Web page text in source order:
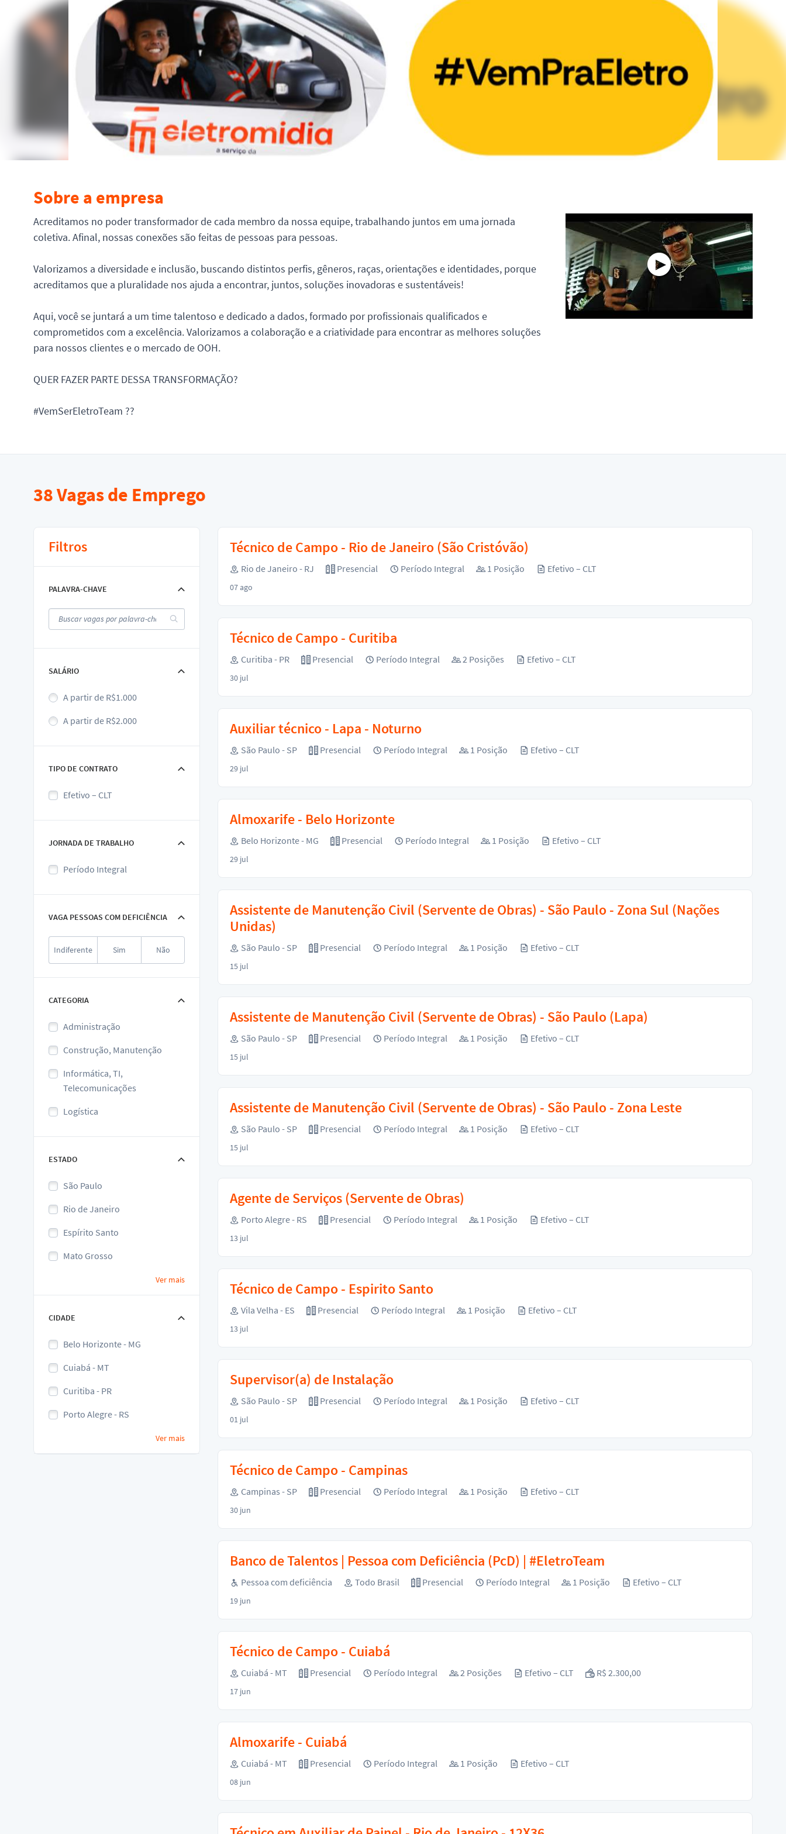
Sobre a empresa
Acreditamos no poder transformador de cada membro da nossa equipe, trabalhando juntos em uma jornada
coletiva. Afinal, nossas conexões são feitas de pessoas para pessoas.
Valorizamos a diversidade e inclusão, buscando distintos perfis, gêneros, raças, orientações e identidades, porque
acreditamos que a pluralidade nos ajuda a encontrar, juntos, soluções inovadoras e sustentáveis!
Aqui, você se juntará a um time talentoso e dedicado a dados, formado por profissionais qualificados e
comprometidos com a excelência. Valorizamos a colaboração e a criatividade para encontrar as melhores soluções
para nossos clientes e o mercado de OOH.
QUER FAZER PARTE DESSA TRANSFORMAÇÃO?
#VemSerEletroTeam ??
38Vagas de Emprego
Filtros
PALAVRA-CHAVE
SALÁRIO
A partir de R$1.000
A partir de R$2.000
TIPO DE CONTRATO
Efetivo – CLT
JORNADA DE TRABALHO
Período Integral
VAGA PESSOAS COM DEFICIÊNCIA
Indiferente Sim Não
CATEGORIA
Administração
Construção, Manutenção
Informática, TI,
Telecomunicações
Logística
ESTADO
São Paulo
Rio de Janeiro
Espírito Santo
Mato Grosso
Ver mais
CIDADE
Belo Horizonte - MG
Cuiabá - MT
Curitiba - PR
Porto Alegre - RS
Ver mais
Técnico de Campo - Rio de Janeiro (São Cristóvão)
Rio de Janeiro - RJ Presencial Período Integral 1 Posição Efetivo – CLT
07 ago
Técnico de Campo - Curitiba
Curitiba - PR Presencial Período Integral 2 Posições Efetivo – CLT
30 jul
Auxiliar técnico - Lapa - Noturno
São Paulo - SP Presencial Período Integral 1 Posição Efetivo – CLT
29 jul
Almoxarife - Belo Horizonte
Belo Horizonte - MG Presencial Período Integral 1 Posição Efetivo – CLT
29 jul
Assistente de Manutenção Civil (Servente de Obras) - São Paulo - Zona Sul (Nações
Unidas)
São Paulo - SP Presencial Período Integral 1 Posição Efetivo – CLT
15 jul
Assistente de Manutenção Civil (Servente de Obras) - São Paulo (Lapa)
São Paulo - SP Presencial Período Integral 1 Posição Efetivo – CLT
15 jul
Assistente de Manutenção Civil (Servente de Obras) - São Paulo - Zona Leste
São Paulo - SP Presencial Período Integral 1 Posição Efetivo – CLT
15 jul
Agente de Serviços (Servente de Obras)
Porto Alegre - RS Presencial Período Integral 1 Posição Efetivo – CLT
13 jul
Técnico de Campo - Espirito Santo
Vila Velha - ES Presencial Período Integral 1 Posição Efetivo – CLT
13 jul
Supervisor(a) de Instalação
São Paulo - SP Presencial Período Integral 1 Posição Efetivo – CLT
01 jul
Técnico de Campo - Campinas
Campinas - SP Presencial Período Integral 1 Posição Efetivo – CLT
30 jun
Banco de Talentos | Pessoa com Deficiência (PcD) | #EletroTeam
Pessoa com deficiência Todo Brasil Presencial Período Integral 1 Posição Efetivo – CLT
19 jun
Técnico de Campo - Cuiabá
Cuiabá - MT Presencial Período Integral 2 Posições Efetivo – CLT R$ 2.300,00
17 jun
Almoxarife - Cuiabá
Cuiabá - MT Presencial Período Integral 1 Posição Efetivo – CLT
08 jun